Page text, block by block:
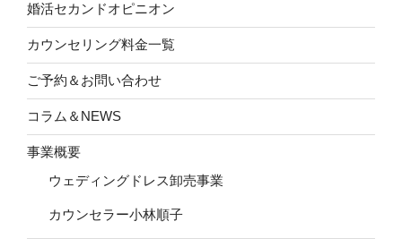
婚活セカンドオピニオン
カウンセリング料金一覧
ご予約＆お問い合わせ
コラム＆NEWS
事業概要
ウェディングドレス卸売事業
カウンセラー小林順子